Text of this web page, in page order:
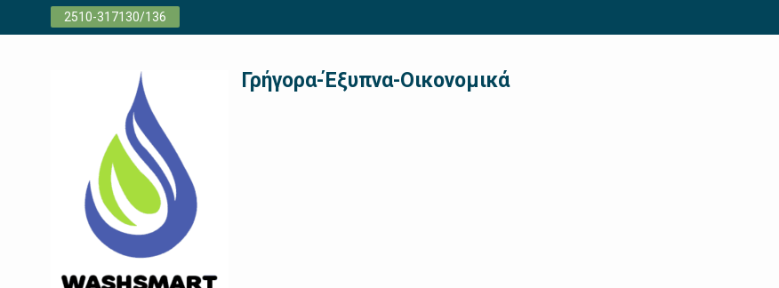
Προχωρήστε
2510-317130/136
Γρήγορα-Έξυπνα-Οικονομικά